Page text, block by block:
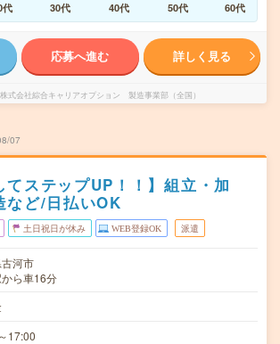
代
30代 40代 50代 60代
応募へ進む 詳しく見る
株式会社綜合キャリアオプション 製造事業部（全国）
07
てステップUP！！】組立・加
など/日払いOK
土日祝日が休み WEB登録OK 派遣
河市
ら車16分
17:00